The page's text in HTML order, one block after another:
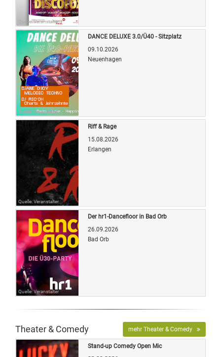
Quelle: Veranstalter
Quelle: Veranstalter
DANCE DELUXE 3.0/Ü40 - Sitzplatz
09.10.2026
Neuenhagen
Quelle: Veranstalter
Riff & Rage
15.08.2026
Erlangen
Quelle: Veranstalter
Der hr1-Dancefloor in Bad Orb
26.09.2026
Bad Orb
Theater & Comedy mehr Theater & Comedy
Stand-up Comedy Open Mic